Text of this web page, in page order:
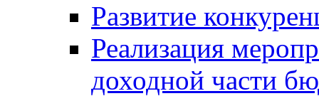
Развитие
Реализация
доходной части